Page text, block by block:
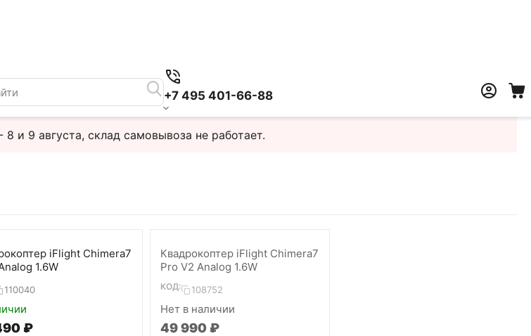
+7 495 401-66-88
и 9 августа, склад самовывоза не работает.
iFlight Chimera7
1.6W
110040
₽
Квадрокоптер iFlight Chimera7
Pro V2 Analog 1.6W
КОД: 108752
Нет в наличии
49 990 ₽